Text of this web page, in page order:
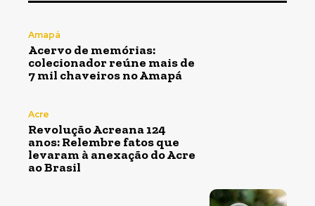
Amapá
Acervo de memórias:
colecionador reúne mais de
7 mil chaveiros no Amapá
Acre
Revolução Acreana 124
anos: Relembre fatos que
levaram à anexação do Acre
ao Brasil